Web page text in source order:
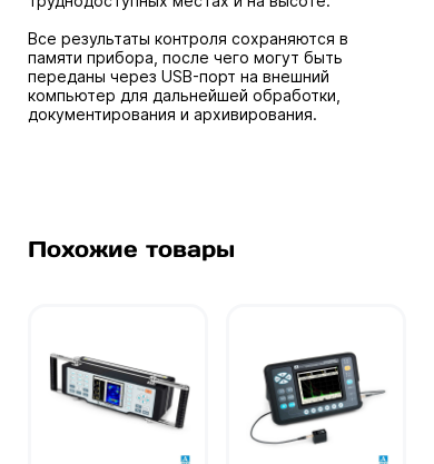
Все результаты контроля сохраняются в
памяти прибора, после чего могут быть
переданы через USB-порт на внешний
компьютер для дальнейшей обработки,
документирования и архивирования.
Похожие товары